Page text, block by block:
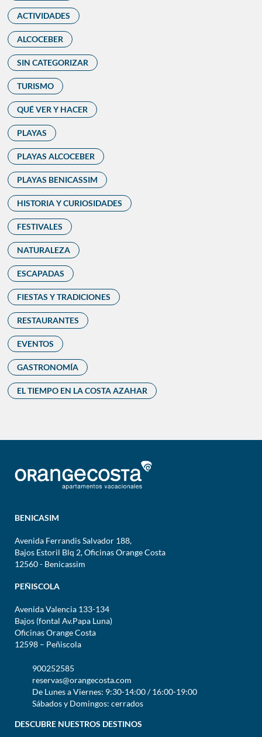
ACTIVIDADES
ALCOCEBER
SIN CATEGORIZAR
TURISMO
QUÉ VER Y HACER
PLAYAS
PLAYAS ALCOCEBER
PLAYAS BENICASSIM
HISTORIA Y CURIOSIDADES
FESTIVALES
NATURALEZA
ESCAPADAS
FIESTAS Y TRADICIONES
RESTAURANTES
EVENTOS
GASTRONOMÍA
EL TIEMPO EN LA COSTA AZAHAR
BENICASIM
Avenida Ferrandis Salvador 188,
Bajos Estoril Blq 2, Oficinas Orange Costa
12560 - Benicassim
PEÑISCOLA
Avenida Valencia 133-134
Bajos (fontal Av.Papa Luna)
Oficinas Orange Costa
12598 – Peñiscola
900252585
reservas@orangecosta.com
De Lunes a Viernes: 9:30-14:00 / 16:00-19:00
Sábados y Domingos: cerrados
DESCUBRE NUESTROS DESTINOS